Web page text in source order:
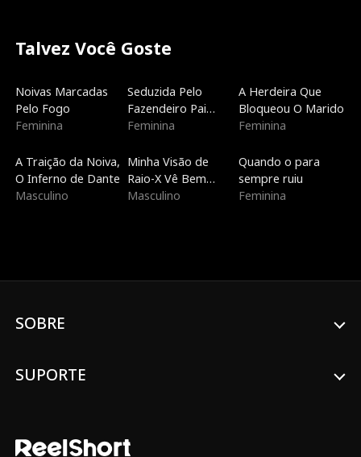
Talvez Você Goste
Noivas Marcadas
Pelo Fogo
Feminina
Seduzida Pelo
Fazendeiro Pai
Solteiro
Feminina
A Herdeira Que
Bloqueou O Marido
Feminina
A Traição da Noiva,
O Inferno de Dante
Masculino
Minha Visão de
Raio-X Vê Bem
Através de Você
Masculino
Quando o para
sempre ruiu
Feminina
SOBRE
SUPORTE